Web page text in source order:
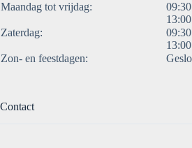
Maandag tot vrijdag:
Zaterdag:
Zon- en feestdagen:
Contact